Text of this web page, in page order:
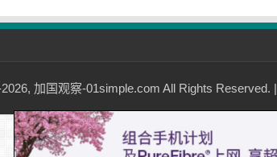
加国观察-01simple.com All Rights Reserved. |